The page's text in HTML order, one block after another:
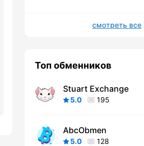
смотреть все
Топ обменников
Stuart Exchange
5.0 195
AbcObmen
5.0 128